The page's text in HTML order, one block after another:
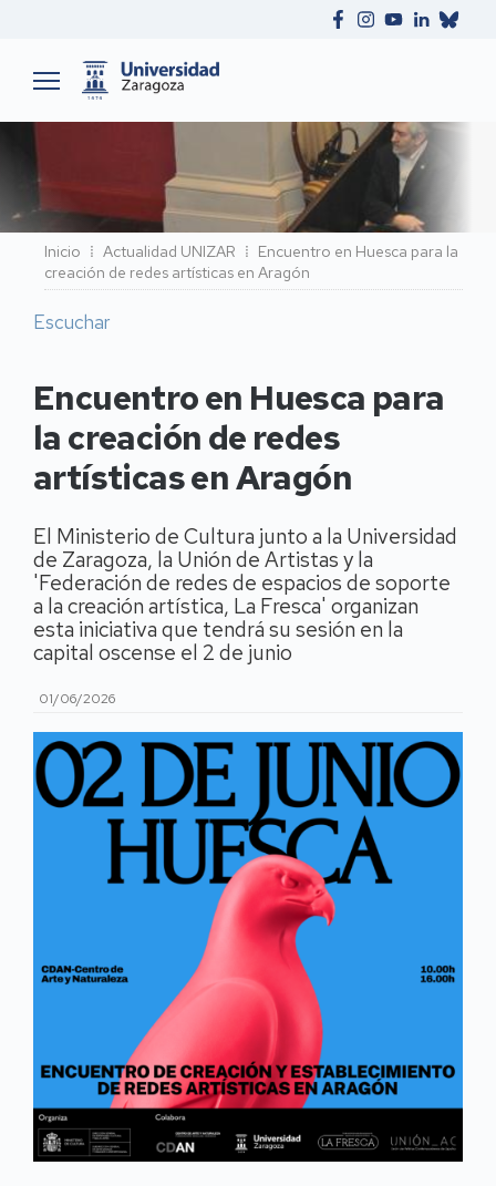
Ruta
de
navegación
Inicio Actualidad UNIZAR
Encuentro en Huesca para la
creación de redes artísticas en Aragón
Escuchar
Encuentro en Huesca para
la creación de redes
artísticas en Aragón
El Ministerio de Cultura junto a la Universidad
de Zaragoza, la Unión de Artistas y la
'Federación de redes de espacios de soporte
a la creación artística, La Fresca' organizan
esta iniciativa que tendrá su sesión en la
capital oscense el 2 de junio
01/06/2026